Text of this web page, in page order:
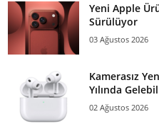
Yeni Apple
Sürülüyor
03 Ağustos 2026
Kamerasız
Yılında
02 Ağustos 2026